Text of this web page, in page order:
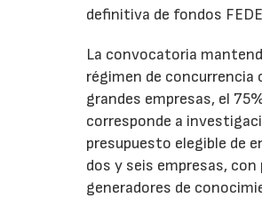
definitiva de fondos
La convocatoria
régimen de concurrencia
grandes empresas, el
corresponde a
presupuesto elegible de
dos y seis empresas,
generadores de